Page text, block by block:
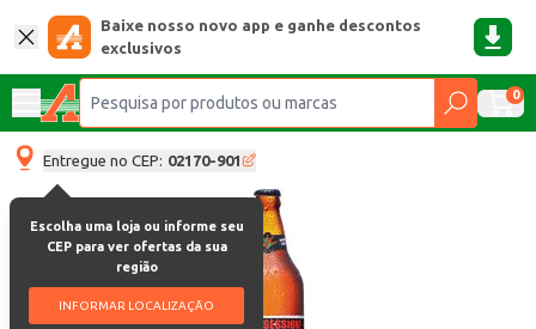
Baixe nosso novo app e ganhe descontos
exclusivos
0
Entregue no CEP: 02170-901
Escolha uma loja ou informe seu
CEP para ver ofertas da sua
região
INFORMAR LOCALIZAÇÃO